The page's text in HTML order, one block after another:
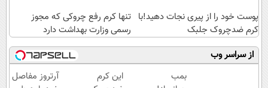
پوست خود را از پیری نجات دهید!با
کرم ضدچروک جلبک
تنها کرم رفع چروکی که مجوز
رسمی وزارت بهداشت دارد
از سراسر وب
بمب
این کرم
آرتروز مفاصل